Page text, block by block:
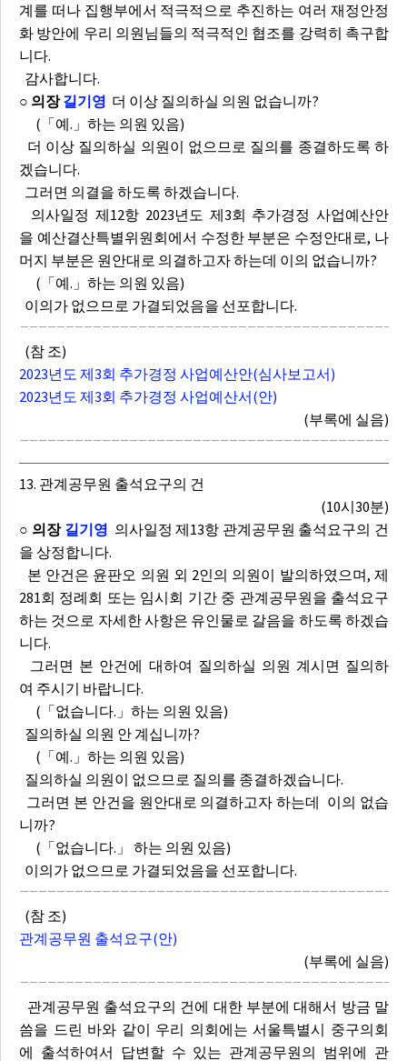
계를 떠나 집행부에서 적극적으로 추진하는 여러 재정안정
화 방안에 우리 의원님들의 적극적인 협조를 강력히 촉구합
니다.
감사합니다.
○ 의장길기영 더 이상 질의하실 의원 없습니까?
(「예.」하는 의원 있음)
더 이상 질의하실 의원이 없으므로 질의를 종결하도록 하
겠습니다.
그러면 의결을 하도록 하겠습니다.
의사일정 제12항 2023년도 제3회 추가경정 사업예산안
을 예산결산특별위원회에서 수정한 부분은 수정안대로, 나
머지 부분은 원안대로 의결하고자 하는데 이의 없습니까?
(「예.」하는 의원 있음)
이의가 없으므로 가결되었음을 선포합니다.
(참 조)
2023년도 제3회 추가경정 사업예산안(심사보고서)
2023년도 제3회 추가경정 사업예산서(안)
(부록에 실음)
13. 관계공무원 출석요구의 건
(10시30분)
○ 의장 길기영 의사일정 제13항 관계공무원 출석요구의 건
을 상정합니다.
본 안건은 윤판오 의원 외 2인의 의원이 발의하였으며, 제
281회 정례회 또는 임시회 기간 중 관계공무원을 출석요구
하는 것으로 자세한 사항은 유인물로 갈음을 하도록 하겠습
니다.
그러면 본 안건에 대하여 질의하실 의원 계시면 질의하
여 주시기 바랍니다.
(「없습니다.」하는 의원 있음)
질의하실 의원 안 계십니까?
(「예.」하는 의원 있음)
질의하실 의원이 없으므로 질의를 종결하겠습니다.
그러면 본 안건을 원안대로 의결하고자 하는데 이의 없습
니까?
(「없습니다.」 하는 의원 있음)
이의가 없으므로 가결되었음을 선포합니다.
(참 조)
관계공무원 출석요구(안)
(부록에 실음)
관계공무원 출석요구의 건에 대한 부분에 대해서 방금 말
씀을 드린 바와 같이 우리 의회에는 서울특별시 중구의회
에 출석하여서 답변할 수 있는 관계공무원의 범위에 관